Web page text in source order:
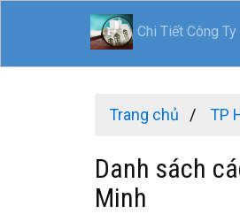
Chi Tiết Công Ty
Trang chủ TP
Danh sách
Minh